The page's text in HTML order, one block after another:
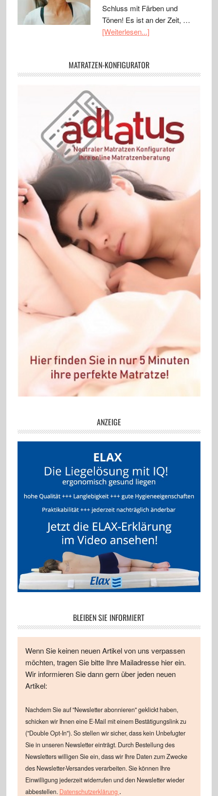
Schluss mit Färben und
Tönen! Es ist an der Zeit, …
[Weiterlesen...]
MATRATZEN-KONFIGURATOR
ANZEIGE
BLEIBEN SIE INFORMIERT
Wenn Sie keinen neuen Artikel von uns verpassen
möchten, tragen Sie bitte Ihre Mailadresse hier ein.
Wir informieren Sie dann gern über jeden neuen
Artikel:
Nachdem Sie auf "Newsletter abonnieren" geklickt haben,
schicken wir Ihnen eine E-Mail mit einem Bestätigungslink zu
("Double Opt-In"). So stellen wir sicher, dass kein Unbefugter
Sie in unseren Newsletter einträgt. Durch Bestellung des
Newsletters willigen Sie ein, dass wir Ihre Daten zum Zwecke
des Newsletter-Versandes verarbeiten. Sie können Ihre
Einwilligung jederzeit widerrufen und den Newsletter wieder
abbestellen. Datenschutzerklärung .